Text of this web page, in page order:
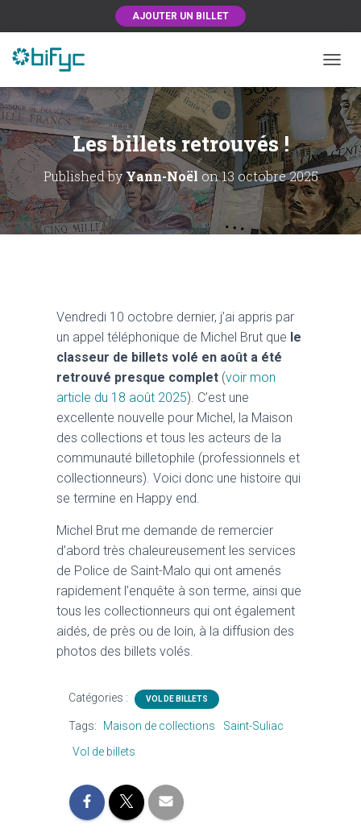
AJOUTER UN BILLET
Les billets retrouvés !
Published byYann-Noël on13 octobre 2025
Vendredi 10 octobre dernier, j’ai appris par
un appel téléphonique de Michel Brut que le
classeur de billets volé en août a été
retrouvé presque complet (voir mon
article du 18 août 2025). C’est une
excellente nouvelle pour Michel, la Maison
des collections et tous les acteurs de la
communauté billetophile (professionnels et
collectionneurs). Voici donc une histoire qui
se termine en Happy end.
Michel Brut me demande de remercier
d’abord très chaleureusement les services
de Police de Saint-Malo qui ont amenés
rapidement l’enquête à son terme, ainsi que
tous les collectionneurs qui ont également
aidés, de près ou de loin, à la diffusion des
photos des billets volés.
Catégories : VOL DE BILLETS
Tags: Maison de collections
Saint-Suliac
Vol de billets